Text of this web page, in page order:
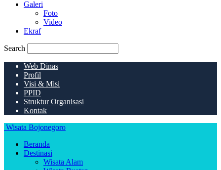
Galeri
Foto
Video
Ekraf
Search
Web Dinas
Profil
Visi & Misi
PPID
Struktur Organisasi
Kontak
Wisata Bojonegoro
Beranda
Destinasi
Wisata Alam